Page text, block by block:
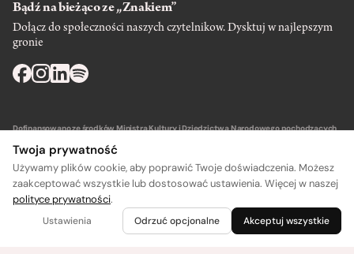
Bądź na bieżąco ze „Znakiem”
Dołącz do społeczności naszych czytelnikow. Dysktuj w najlepszym
gronie
Dofinansowano ze środków Ministra Kultury i Dziedzictwa Narodowego pochodzących
Wydawca: SIW Znak w Krakowie
Twoja prywatność
Używamy plików cookie, aby poprawić Twoje doświadczenia. Możesz
zaakceptować wszystkie lub dostosować ustawienia. Więcej w naszej
polityce prywatności.
Ustawienia Odrzuć opcjonalne Akceptuj wszystkie